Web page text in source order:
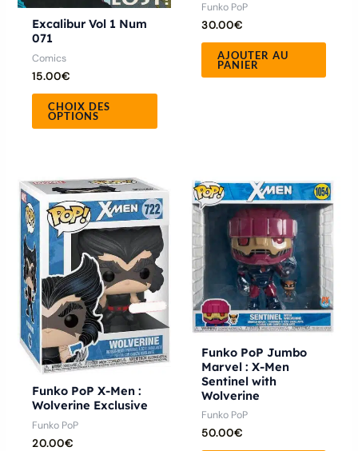
Excalibur Vol 1 Num
071
Comics
15.00€
CHOIX DES
OPTIONS
la
Funko PoP
30.00€
AJOUTER AU
PANIER
Funko PoP X-Men :
Wolverine Exclusive
Funko PoP
20.00€
Funko PoP Jumbo
Marvel : X-Men
Sentinel with
Wolverine
Funko PoP
50.00€